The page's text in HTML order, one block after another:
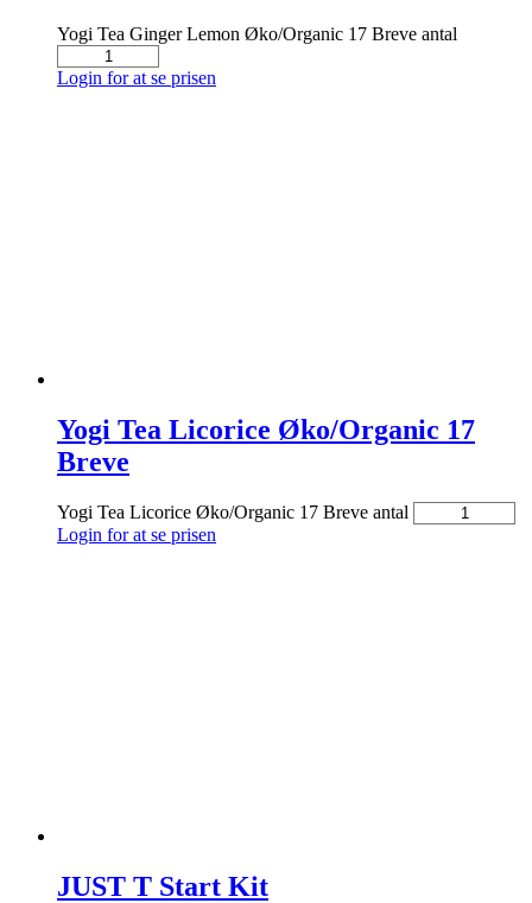
Yogi Tea Ginger Lemon Øko/Organic 17 Breve antal
Login for at se prisen
Yogi Tea Licorice Øko/Organic 17
Breve
Yogi Tea Licorice Øko/Organic 17 Breve antal
Login for at se prisen
JUST T Start Kit